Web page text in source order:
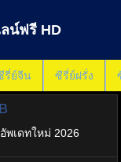
น์ฟรี HD
รี่ย์จีน ซีรี่ย์ฝรั่ง
พเดทใหม่ 2026